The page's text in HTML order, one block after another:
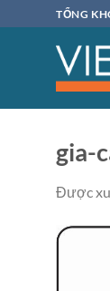
qua
TỔNG
gia-
Được